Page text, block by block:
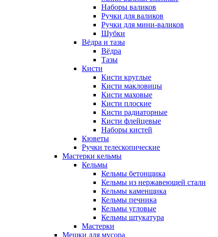
Наборы валиков
Ручки для валиков
Ручки для мини-валиков
Шубки
Вёдра и тазы
Вёдра
Тазы
Кисти
Кисти круглые
Кисти макловицы
Кисти маховые
Кисти плоские
Кисти радиаторные
Кисти флейцевые
Наборы кистей
Кюветы
Ручки телескопические
Мастерки кельмы
Кельмы
Кельмы бетонщика
Кельмы из нержавеющей стали
Кельмы каменщика
Кельмы печника
Кельмы угловые
Кельмы штукатура
Мастерки
Мешки для мусора